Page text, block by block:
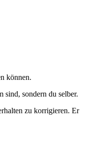
können.
sind, sondern du selber.
zu korrigieren. Er